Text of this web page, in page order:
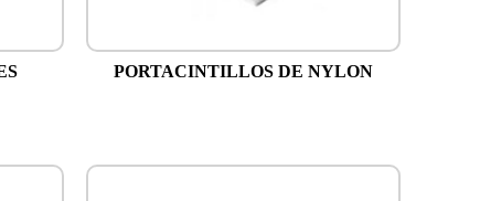
PORTACINTILLOS DE NYLON